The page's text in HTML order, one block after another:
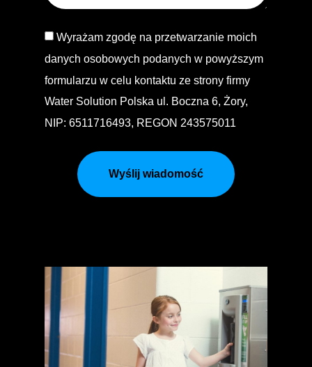
Wyrażam zgodę na przetwarzanie moich
danych osobowych podanych w powyższym
formularzu w celu kontaktu ze strony firmy
Water Solution Polska ul. Boczna 6, Żory,
NIP: 6511716493, REGON 243575011
Wyślij wiadomość